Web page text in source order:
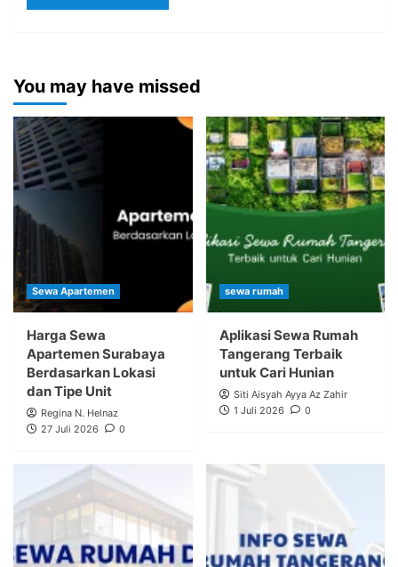
You may have missed
Sewa Apartemen
Harga Sewa
Apartemen Surabaya
Berdasarkan Lokasi
dan Tipe Unit
Regina N. Helnaz
27 Juli 2026
0
sewa rumah
Aplikasi Sewa Rumah
Tangerang Terbaik
untuk Cari Hunian
Siti Aisyah Ayya Az Zahir
1 Juli 2026
0